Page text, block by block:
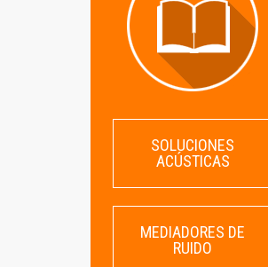
SOLUCIONES
ACÚSTICAS
MEDIADORES DE
RUIDO